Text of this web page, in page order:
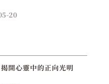
20
開心靈中的正向光明